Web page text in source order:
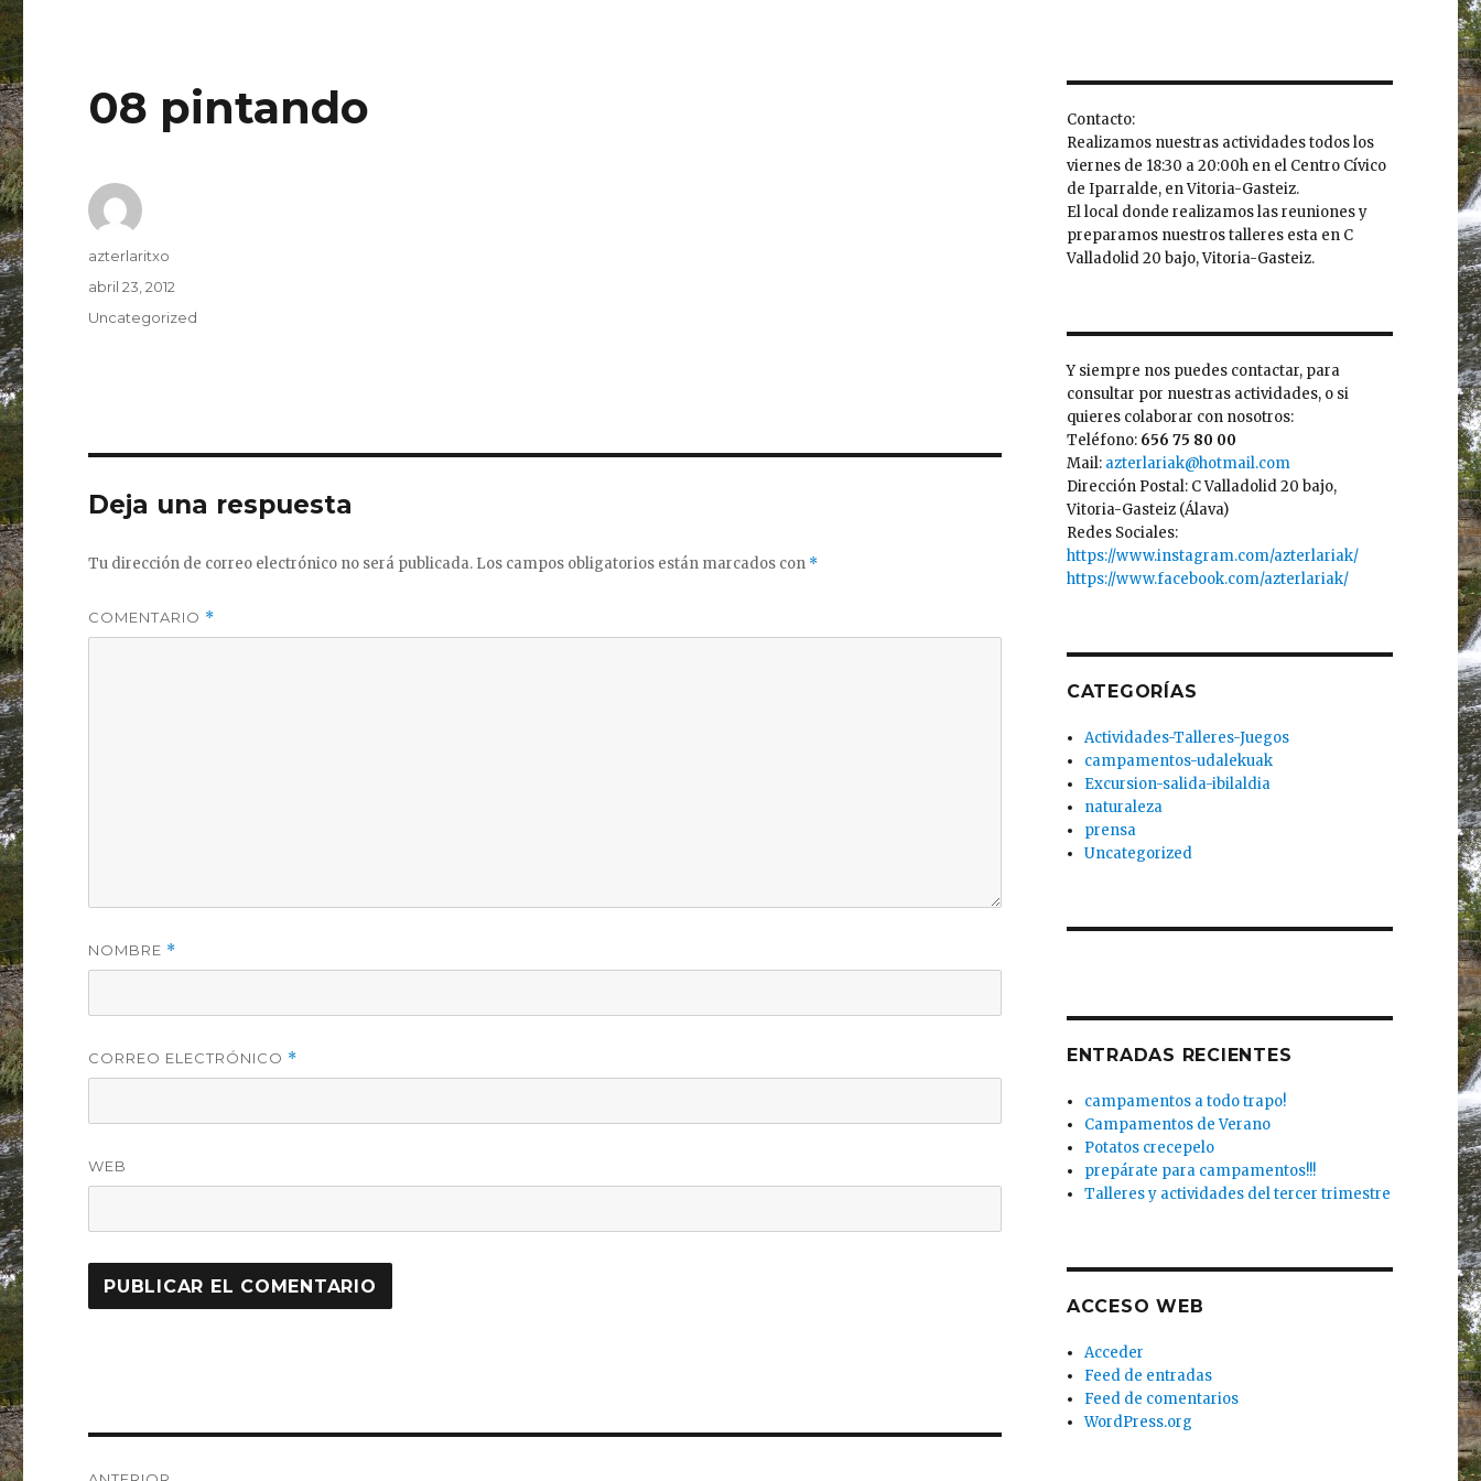
08 pintando
Autor
azterlaritxo
Publicado
abril 23, 2012
Categorías
Uncategorized
Deja una respuesta
Tu dirección de correo electrónico no será publicada. Los campos obligatorios están marcados con *
COMENTARIO *
NOMBRE *
CORREO ELECTRÓNICO *
WEB
Contacto:
Realizamos nuestras actividades todos los
viernes de 18:30 a 20:00h en el Centro Cívico
de Iparralde, en Vitoria-Gasteiz.
El local donde realizamos las reuniones y
preparamos nuestros talleres esta en C
Valladolid 20 bajo, Vitoria-Gasteiz.
Y siempre nos puedes contactar, para
consultar por nuestras actividades, o si
quieres colaborar con nosotros:
Teléfono: 656 75 80 00
Mail: azterlariak@hotmail.com
Dirección Postal: C Valladolid 20 bajo,
Vitoria-Gasteiz (Álava)
Redes Sociales:
https://www.instagram.com/azterlariak/
https://www.facebook.com/azterlariak/
CATEGORÍAS
Actividades-Talleres-Juegos
campamentos-udalekuak
Excursion-salida-ibilaldia
naturaleza
prensa
Uncategorized
ENTRADAS RECIENTES
campamentos a todo trapo!
Campamentos de Verano
Potatos crecepelo
prepárate para campamentos!!!
Talleres y actividades del tercer trimestre
ACCESO WEB
Acceder
Feed de entradas
Feed de comentarios
WordPress.org